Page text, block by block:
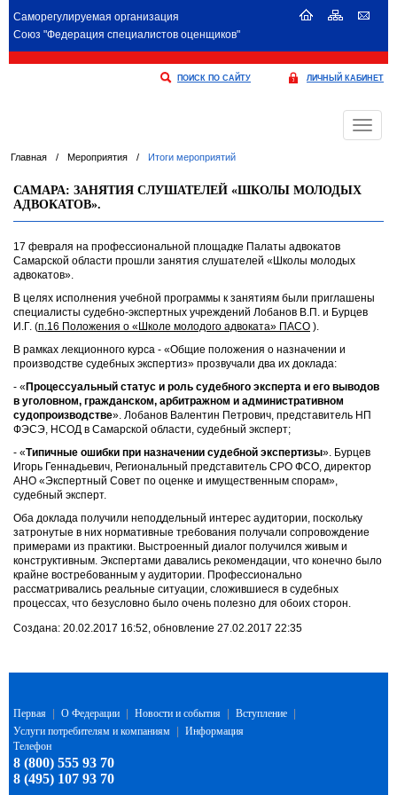
Саморегулируемая организация
Союз "Федерация специалистов оценщиков"
ПОИСК ПО САЙТУ ЛИЧНЫЙ КАБИНЕТ
Меню
Главная / Мероприятия / Итоги мероприятий
САМАРА: ЗАНЯТИЯ СЛУШАТЕЛЕЙ «ШКОЛЫ МОЛОДЫХ
АДВОКАТОВ».
17 февраля на профессиональной площадке Палаты адвокатов
Самарской области прошли занятия слушателей «Школы молодых
адвокатов».
В целях исполнения учебной программы к занятиям были приглашены
специалисты судебно-экспертных учреждений Лобанов В.П. и Бурцев
И.Г. (п.16 Положения о «Школе молодого адвоката» ПАСО ).
В рамках лекционного курса - «Общие положения о назначении и
производстве судебных экспертиз» прозвучали два их доклада:
- « Процессуальный статус и роль судебного эксперта и его выводов
в уголовном, гражданском, арбитражном и административном
судопроизводстве». Лобанов Валентин Петрович, представитель НП
ФЭСЭ, НСОД в Самарской области, судебный эксперт;
- «Типичные ошибки при назначении судебной экспертизы». Бурцев
Игорь Геннадьевич, Региональный представитель СРО ФСО, директор
АНО «Экспертный Совет по оценке и имущественным спорам»,
судебный эксперт.
Оба доклада получили неподдельный интерес аудитории, поскольку
затронутые в них нормативные требования получали сопровождение
примерами из практики. Выстроенный диалог получился живым и
конструктивным. Экспертами давались рекомендации, что конечно было
крайне востребованным у аудитории. Профессионально
рассматривались реальные ситуации, сложившиеся в судебных
процессах, что безусловно было очень полезно для обоих сторон.
Создана: 20.02.2017 16:52, обновление 27.02.2017 22:35
Первая О Федерации Новости и события Вступление
Услуги потребителям и компаниям
Информация
Телефон
8 (800) 555 93 70
8 (495) 107 93 70